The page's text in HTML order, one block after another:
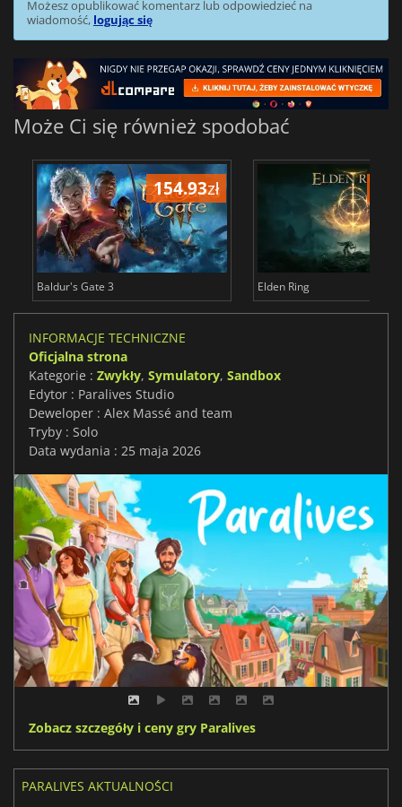
Możesz opublikować komentarz lub odpowiedzieć na
wiadomość, logując się
Może Ci się również spodobać
154.93zł
Baldur's Gate 3 Elden Ring
INFORMACJE TECHNICZNE
Oficjalna strona
Kategorie : Zwykły, Symulatory, Sandbox
Edytor : Paralives Studio
Deweloper : Alex Massé and team
Tryby : Solo
Data wydania : 25 maja 2026
Zobacz szczegóły i ceny gry Paralives
PARALIVES AKTUALNOŚCI